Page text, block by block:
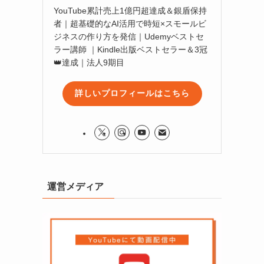
YouTube累計売上1億円超達成＆銀盾保持
者｜超基礎的なAI活用で時短×スモールビ
ジネスの作り方を発信｜Udemyベストセ
ラー講師 ｜Kindle出版ベストセラー＆3冠
👑達成｜法人9期目
詳しいプロフィールはこちら
運営メディア